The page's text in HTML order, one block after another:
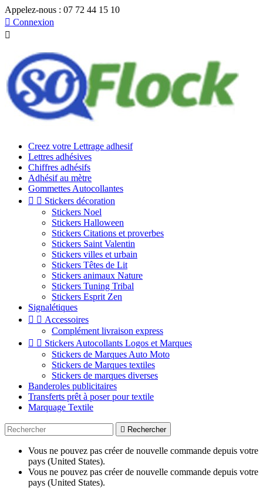
Appelez-nous : 07 72 44 15 10
 Connexion

Creez votre Lettrage adhesif
Lettres adhésives
Chiffres adhésifs
Adhésif au mètre
Gommettes Autocollantes
  Stickers décoration
Stickers Noel
Stickers Halloween
Stickers Citations et proverbes
Stickers Saint Valentin
Stickers villes et urbain
Stickers Têtes de Lit
Stickers animaux Nature
Stickers Tuning Tribal
Stickers Esprit Zen
Signalétiques
  Accessoires
Complément livraison express
  Stickers Autocollants Logos et Marques
Stickers de Marques Auto Moto
Stickers de Marques textiles
Stickers de marques diverses
Banderoles publicitaires
Transferts prêt à poser pour textile
Marquage Textile
 Rechercher
Vous ne pouvez pas créer de nouvelle commande depuis votre
pays (United States).
Vous ne pouvez pas créer de nouvelle commande depuis votre
pays (United States).